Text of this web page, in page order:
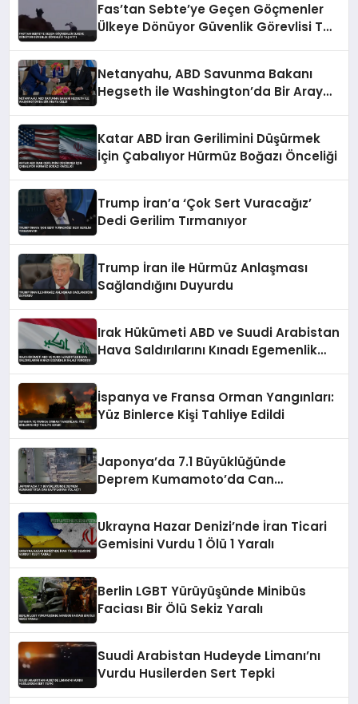
Fas’tan Sebte’ye Geçen Göçmenler
Ülkeye Dönüyor Güvenlik Görevlisi Taş
Netanyahu, ABD Savunma Bakanı
Hegseth ile Washington’da Bir Araya
Katar ABD İran Gerilimini Düşürmek
İçin Çabalıyor Hürmüz Boğazı Önceliği
Trump İran’a ‘Çok Sert Vuracağız’
Dedi Gerilim Tırmanıyor
Trump İran ile Hürmüz Anlaşması
Sağlandığını Duyurdu
Irak Hükümeti ABD ve Suudi Arabistan
Hava Saldırılarını Kınadı Egemenlik
İspanya ve Fransa Orman Yangınları:
Yüz Binlerce Kişi Tahliye Edildi
Japonya’da 7.1 Büyüklüğünde
Deprem Kumamoto’da Can
Ukrayna Hazar Denizi’nde İran Ticari
Gemisini Vurdu 1 Ölü 1 Yaralı
Berlin LGBT Yürüyüşünde Minibüs
Faciası Bir Ölü Sekiz Yaralı
Suudi Arabistan Hudeyde Limanı’nı
Vurdu Husilerden Sert Tepki